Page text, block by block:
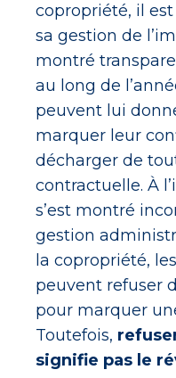
copropriété, il
sa gestion de
montré
au long de
peuvent lui
marquer leur
décharger de
contractuelle. À
s’est montré
gestion
la copropriété,
peuvent refuser
pour marquer
Toutefois,
signifie pas le